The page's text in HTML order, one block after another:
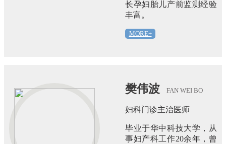
长孕妇胎儿产前监测经验
丰富。
MORE+
樊伟波 FAN WEI BO
妇科门诊主治医师
毕业于华中科技大学，从
事妇产科工作20余年，曾